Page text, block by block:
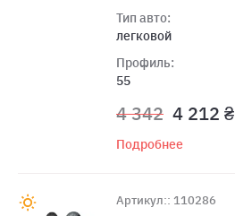
Тип авто:
легковой
Профиль:
55
4 342 4 212 ₴
Подробнее
Артикул:: 110286